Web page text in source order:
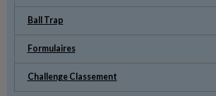
Ball Trap
Formulaires
Challenge Classement